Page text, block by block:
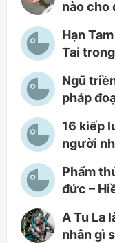
nào cho
Hạn
Tai
Ngũ
pháp
16 kiếp
người
Phẩm
đức –
A Tu La
nhân gì